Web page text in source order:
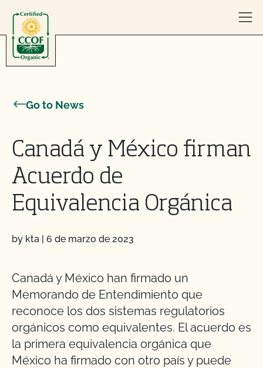
Go to News
Canadá y México firman
Acuerdo de
Equivalencia Orgánica
by kta | 6 de marzo de 2023
Canadá y México han firmado un
Memorando de Entendimiento que
reconoce los dos sistemas regulatorios
orgánicos como equivalentes. El acuerdo es
la primera equivalencia orgánica que
México ha firmado con otro país y puede